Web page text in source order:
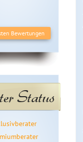
Bewertungen
Status